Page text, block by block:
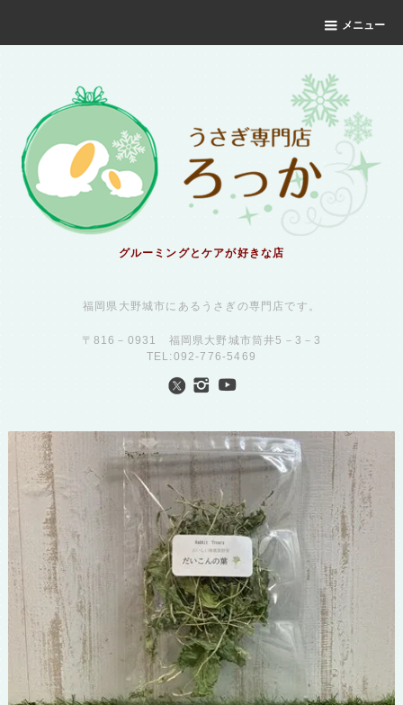
メニュー
グルーミングとケアが好きな店
福岡県大野城市にあるうさぎの専門店です。
〒816－0931 福岡県大野城市筒井5－3－3
TEL:092-776-5469